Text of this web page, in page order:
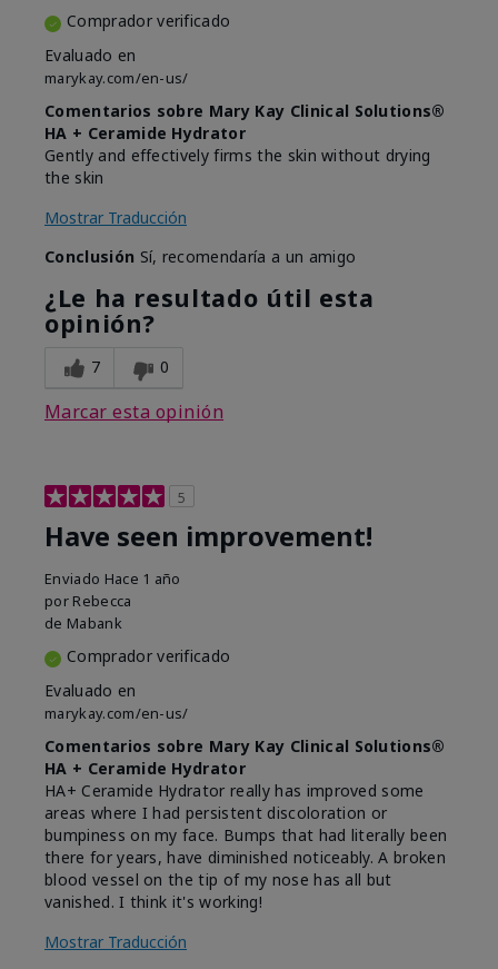
Comprador verificado
Evaluado en
marykay.com/en-us/
Comentarios sobre Mary Kay Clinical Solutions®
HA + Ceramide Hydrator
Gently and effectively firms the skin without drying
the skin
Mostrar Traducción
Conclusión Sí, recomendaría a un amigo
¿Le ha resultado útil esta
opinión?
7 0
Marcar esta opinión
5
Have seen improvement!
Enviado Hace 1 año
por Rebecca
de Mabank
Comprador verificado
Evaluado en
marykay.com/en-us/
Comentarios sobre Mary Kay Clinical Solutions®
HA + Ceramide Hydrator
HA+ Ceramide Hydrator really has improved some
areas where I had persistent discoloration or
bumpiness on my face. Bumps that had literally been
there for years, have diminished noticeably. A broken
blood vessel on the tip of my nose has all but
vanished. I think it's working!
Mostrar Traducción